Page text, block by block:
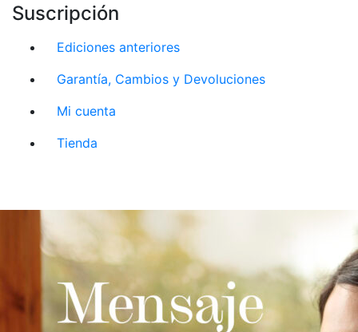
Suscripción
Ediciones anteriores
Garantía, Cambios y Devoluciones
Mi cuenta
Tienda